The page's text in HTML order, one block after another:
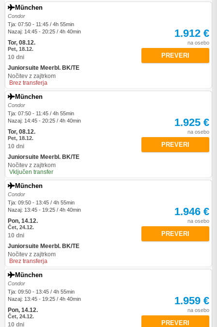
München
Condor
Tja: 07:50 - 11:45 / 4h 55min
Nazaj: 14:45 - 20:25 / 4h 40min
Tor, 08.12.
Pet, 18.12.
10 dni
Juniorsuite Meerbl. BK/TE
Nočitev z zajtrkom
Brez transferja
1.912 €
na osebo
PREVERI
München
Condor
Tja: 07:50 - 11:45 / 4h 55min
Nazaj: 14:45 - 20:25 / 4h 40min
Tor, 08.12.
Pet, 18.12.
10 dni
Juniorsuite Meerbl. BK/TE
Nočitev z zajtrkom
Vključen transfer
1.925 €
na osebo
PREVERI
München
Condor
Tja: 09:50 - 13:45 / 4h 55min
Nazaj: 13:45 - 19:25 / 4h 40min
Pon, 14.12.
Čet, 24.12.
10 dni
Juniorsuite Meerbl. BK/TE
Nočitev z zajtrkom
Brez transferja
1.946 €
na osebo
PREVERI
München
Condor
Tja: 09:50 - 13:45 / 4h 55min
Nazaj: 13:45 - 19:25 / 4h 40min
Pon, 14.12.
Čet, 24.12.
10 dni
1.959 €
na osebo
PREVERI